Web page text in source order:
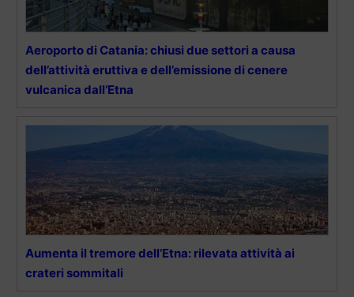
Aeroporto di Catania: chiusi due settori a causa
dell’attività eruttiva e dell’emissione di cenere
vulcanica dall’Etna
Aumenta il tremore dell’Etna: rilevata attività ai
crateri sommitali